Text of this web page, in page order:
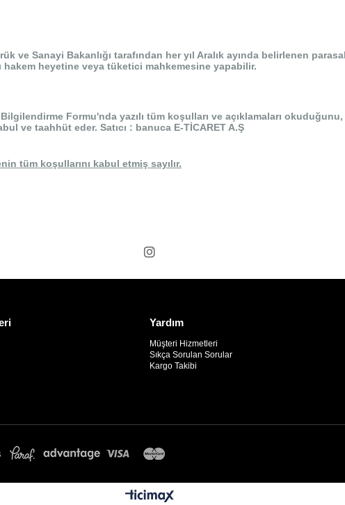
ve Sanayi Bakanlığı tarafından her yıl Aralık ayında belirlenen
heyetine veya tüketici mahkemesine yapabilir.
Formu'nda yazılı tüm koşulları ve açıklamaları
ve taahhüt eder. Satıcı : banuca E-TİCARET A.Ş
tüm koşullarını kabul etmiş sayılır.
Yardım
Müşteri Hizmetleri
Sıkça Sorulan Sorular
Kargo Takibi